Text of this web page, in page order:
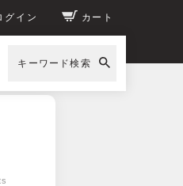
グイン カート
キーワード検索